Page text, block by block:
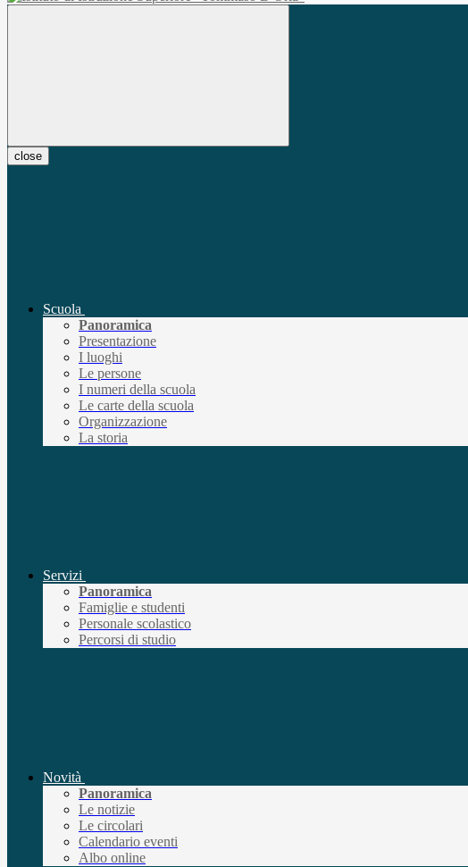
close
Scuola
Panoramica
Presentazione
I luoghi
Le persone
I numeri della scuola
Le carte della scuola
Organizzazione
La storia
Servizi
Panoramica
Famiglie e studenti
Personale scolastico
Percorsi di studio
Novità
Panoramica
Le notizie
Le circolari
Calendario eventi
Albo online